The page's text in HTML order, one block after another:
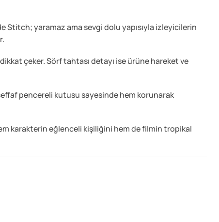
Stitch; yaramaz ama sevgi dolu yapısıyla izleyicilerin
çeker. Sörf tahtası detayı ise ürüne hareket ve
pencereli kutusu sayesinde hem korunarak
karakterin eğlenceli kişiliğini hem de filmin tropikal